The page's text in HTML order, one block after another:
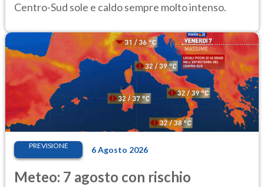
Centro-Sud sole e caldo sempre molto intenso.
PREVISIONE 6 Agosto 2026
Meteo: 7 agosto con rischio